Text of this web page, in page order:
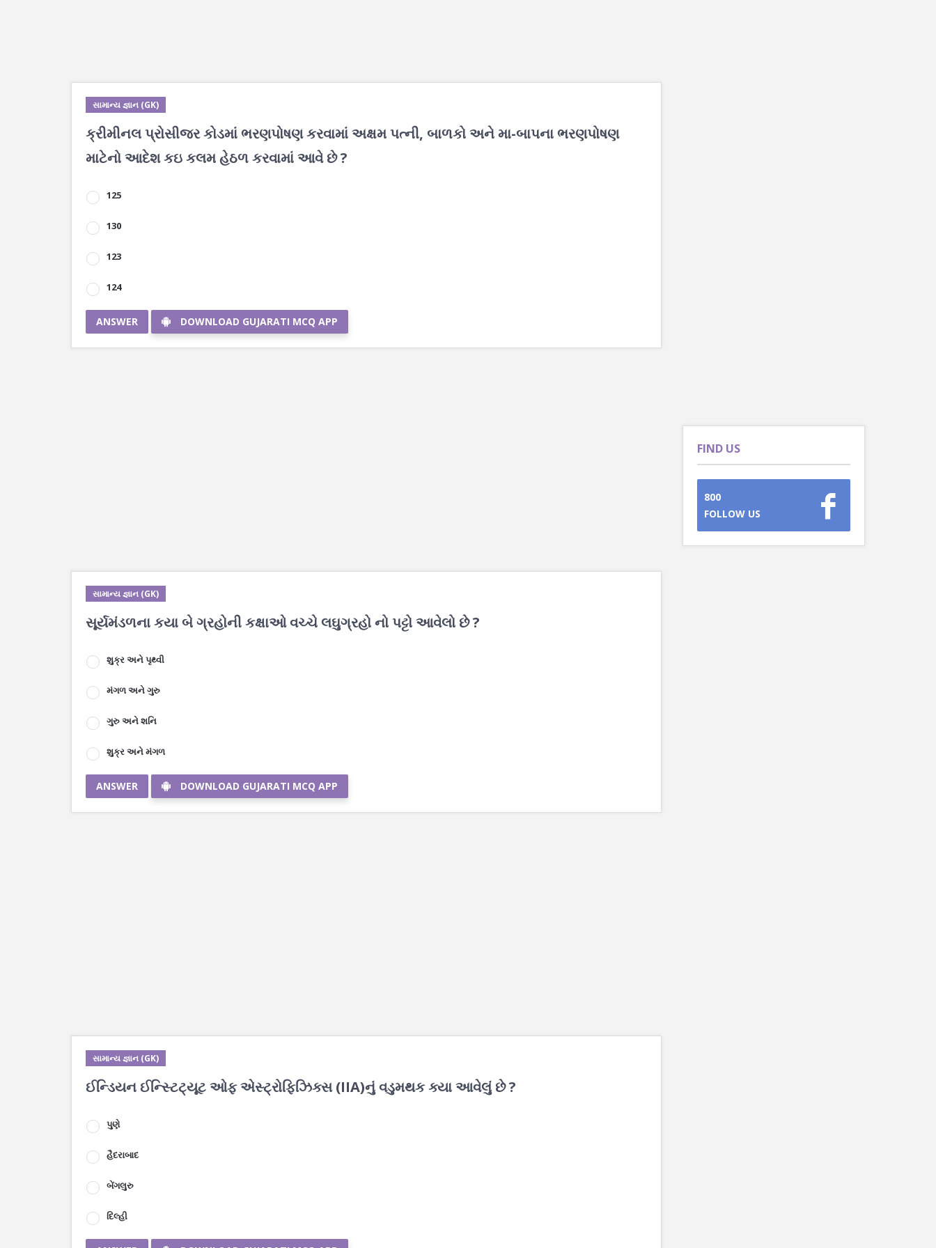
સામાન્ય જ્ઞાન (GK)
ક્રીમીનલ પ્રોસીજર કોડમાં ભરણપોષણ કરવામાં અક્ષમ પત્ની, બાળકો અને મા-બાપના ભરણપોષણ
માટેનો આદેશ કઇ કલમ હેઠળ કરવામાં આવે છે ?
125
130
123
124
ANSWER DOWNLOAD GUJARATI MCQ APP
સામાન્ય જ્ઞાન (GK)
સૂર્યમંડળના કયા બે ગ્રહોની કક્ષાઓ વચ્ચે લઘુગ્રહો નો પટ્ટો આવેલો છે ?
શુક્ર અને પૃથ્વી
મંગળ અને ગુરુ
ગુરુ અને શનિ
શુક્ર અને મંગળ
ANSWER DOWNLOAD GUJARATI MCQ APP
સામાન્ય જ્ઞાન (GK)
ઈન્ડિયન ઈન્સ્ટિટ્યૂટ ઓફ એસ્ટ્રોફિઝિક્સ (IIA)નું વડુમથક ક્યા આવેલું છે ?
પુણે
હૈદરાબાદ
બેંગલુરુ
દિલ્હી
FIND US
800
FOLLOW US